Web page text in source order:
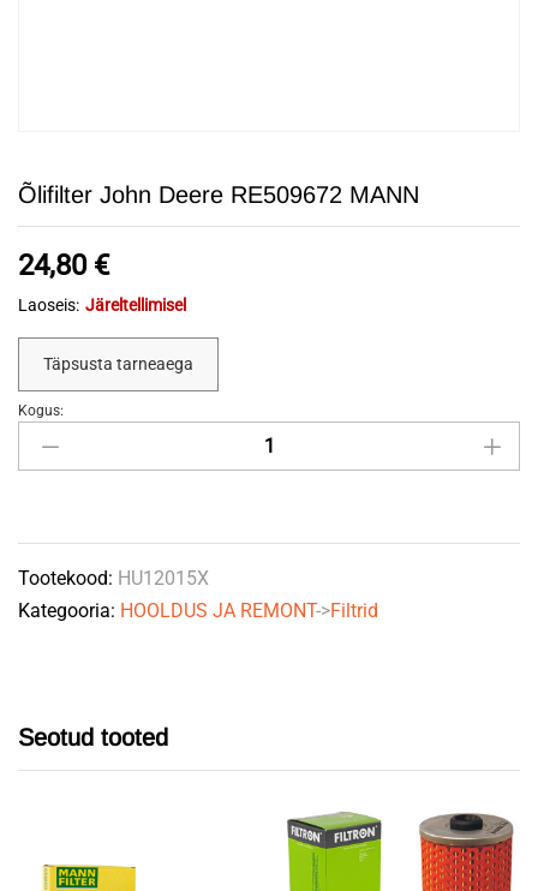
Õlifilter John Deere RE509672 MANN
24,80 €
Laoseis: Järeltellimisel
Täpsusta tarneaega
Õlifilter
John
MANN
quantity
Kogus:
Tootekood: HU12015X
Kategooria: HOOLDUS JA REMONT->Filtrid
Seotud tooted